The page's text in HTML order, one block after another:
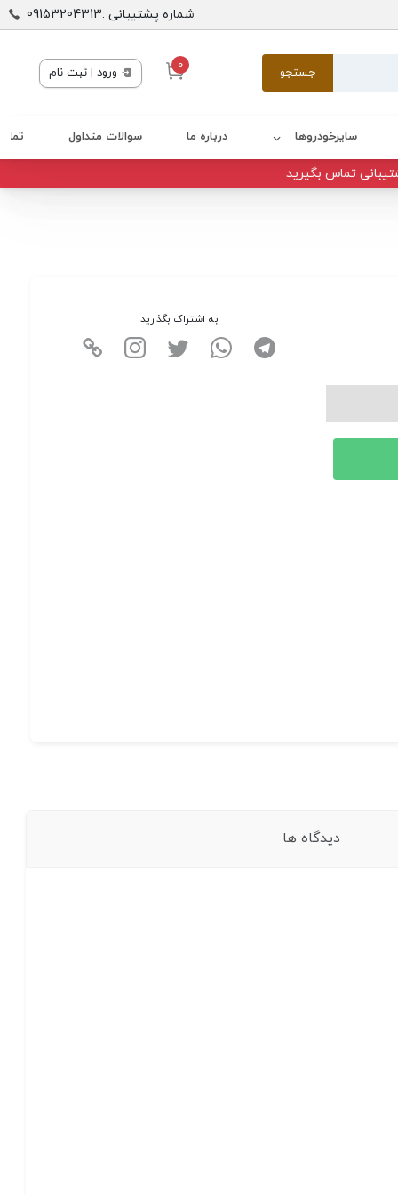
شماره پشتیبانی :09153204313
جستجو 0 ورود | ثبت نام
سایرخودروها درباره ما سوالات متداول
تماس بگیرید
به اشتراک بگذارید
دیدگاه ها